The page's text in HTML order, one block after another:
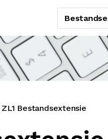
ZL1 Bestandsextensie